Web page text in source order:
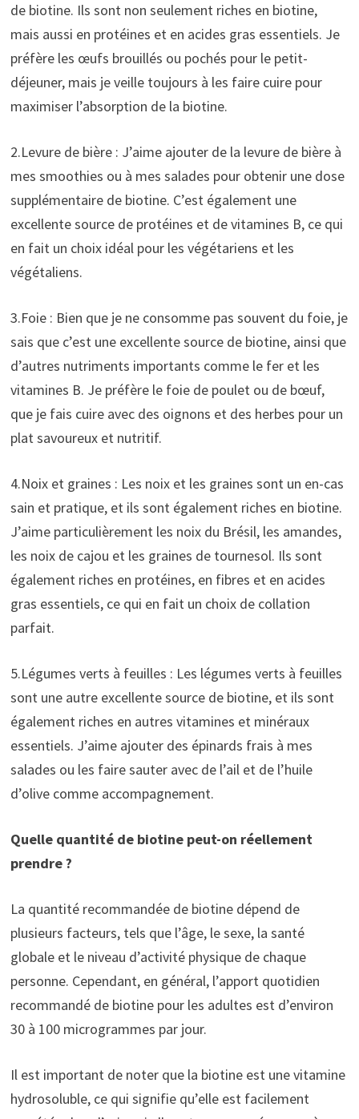
de biotine. Ils sont non seulement riches en biotine,
mais aussi en protéines et en acides gras essentiels. Je
préfère les œufs brouillés ou pochés pour le petit-
déjeuner, mais je veille toujours à les faire cuire pour
maximiser l’absorption de la biotine.
2.Levure de bière : J’aime ajouter de la levure de bière à
mes smoothies ou à mes salades pour obtenir une dose
supplémentaire de biotine. C’est également une
excellente source de protéines et de vitamines B, ce qui
en fait un choix idéal pour les végétariens et les
végétaliens.
3.Foie : Bien que je ne consomme pas souvent du foie, je
sais que c’est une excellente source de biotine, ainsi que
d’autres nutriments importants comme le fer et les
vitamines B. Je préfère le foie de poulet ou de bœuf,
que je fais cuire avec des oignons et des herbes pour un
plat savoureux et nutritif.
4.Noix et graines : Les noix et les graines sont un en-cas
sain et pratique, et ils sont également riches en biotine.
J’aime particulièrement les noix du Brésil, les amandes,
les noix de cajou et les graines de tournesol. Ils sont
également riches en protéines, en fibres et en acides
gras essentiels, ce qui en fait un choix de collation
parfait.
5.Légumes verts à feuilles : Les légumes verts à feuilles
sont une autre excellente source de biotine, et ils sont
également riches en autres vitamines et minéraux
essentiels. J’aime ajouter des épinards frais à mes
salades ou les faire sauter avec de l’ail et de l’huile
d’olive comme accompagnement.
Quelle quantité de biotine peut-on réellement
prendre ?
La quantité recommandée de biotine dépend de
plusieurs facteurs, tels que l’âge, le sexe, la santé
globale et le niveau d’activité physique de chaque
personne. Cependant, en général, l’apport quotidien
recommandé de biotine pour les adultes est d’environ
30 à 100 microgrammes par jour.
Il est important de noter que la biotine est une vitamine
hydrosoluble, ce qui signifie qu’elle est facilement